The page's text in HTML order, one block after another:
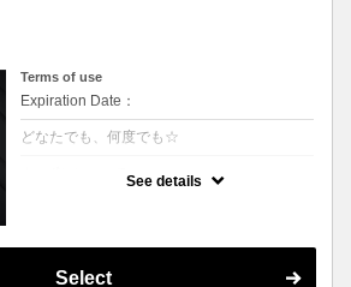
Terms of use
Expiration Date：
どなたでも、何度でも☆
りを治すことができます。
See details
Select